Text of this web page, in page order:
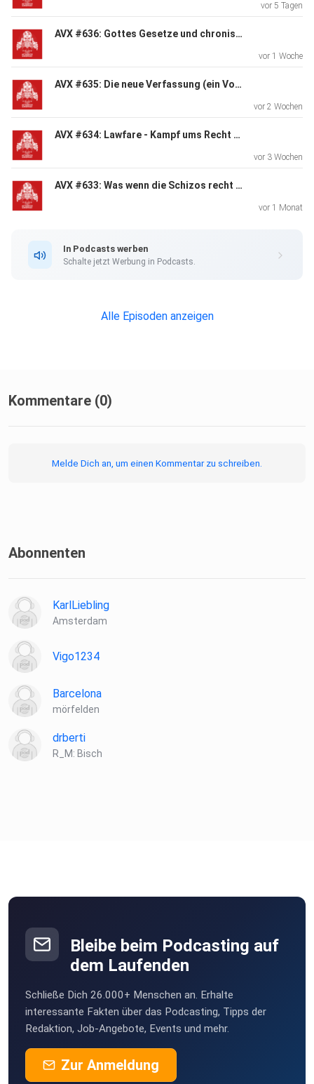
vor 5 Tagen
AVX #636: Gottes Gesetze und chronische Gesundheit (mit Dr. Gerrit Keferstein)
vor 1 Woche
AVX #635: Die neue Verfassung (ein Vorschlag von Dr. Markus Krall)
vor 2 Wochen
AVX #634: Lawfare - Kampf ums Recht (mit RA Dirk Sattelmaier)
vor 3 Wochen
AVX #633: Was wenn die Schizos recht haben? (w/ Wario)
vor 1 Monat
In Podcasts werben
Schalte jetzt Werbung in Podcasts.
Alle Episoden anzeigen
Kommentare (0)
Melde Dich an, um einen Kommentar zu schreiben.
Abonnenten
KarlLiebling
Amsterdam
Vigo1234
Barcelona
mörfelden
drberti
R_M: Bisch
Bleibe beim Podcasting auf
dem Laufenden
Schließe Dich 26.000+ Menschen an. Erhalte
interessante Fakten über das Podcasting, Tipps der
Redaktion, Job-Angebote, Events und mehr.
Zur Anmeldung